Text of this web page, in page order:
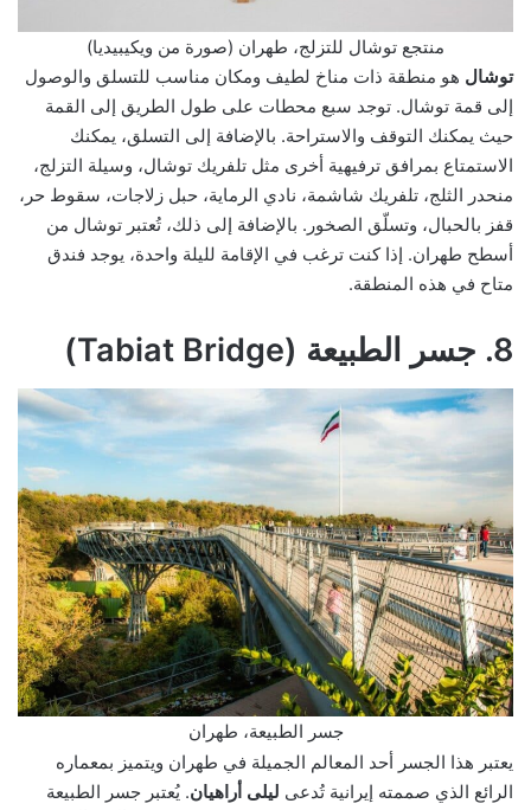
منتجع توشال للتزلج، طهران (صورة من ويكيبيديا)
توشال هو منطقة ذات مناخ لطيف ومكان مناسب للتسلق والوصول
إلى قمة توشال. توجد سبع محطات على طول الطريق إلى القمة
حيث يمكنك التوقف والاستراحة. بالإضافة إلى التسلق، يمكنك
الاستمتاع بمرافق ترفيهية أخرى مثل تلفريك توشال، وسيلة التزلج،
منحدر الثلج، تلفريك شاشمة، نادي الرماية، حبل زلاجات، سقوط حر،
قفز بالحبال، وتسلّق الصخور. بالإضافة إلى ذلك، تُعتبر توشال من
أسطح طهران. إذا كنت ترغب في الإقامة لليلة واحدة، يوجد فندق
متاح في هذه المنطقة.
8. جسر الطبيعة (Tabiat Bridge)
جسر الطبيعة، طهران
يعتبر هذا الجسر أحد المعالم الجميلة في طهران ويتميز بمعماره
الرائع الذي صممته إيرانية تُدعى ليلى أراهيان. يُعتبر جسر الطبيعة